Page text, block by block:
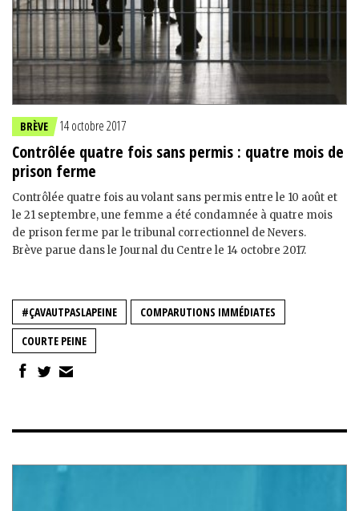
BRÈVE 14 octobre 2017
Contrôlée quatre fois sans permis : quatre mois de
prison ferme
Contrôlée quatre fois au volant sans permis entre le 10 août et
le 21 septembre, une femme a été condamnée à quatre mois
de prison ferme par le tribunal correctionnel de Nevers.
Brève parue dans le Journal du Centre le 14 octobre 2017.
#ÇAVAUTPASLAPEINE
COMPARUTIONS IMMÉDIATES
COURTE PEINE